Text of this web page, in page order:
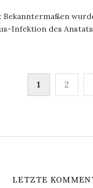
Bekanntermaßen
Infektion des
1 2
LETZTE